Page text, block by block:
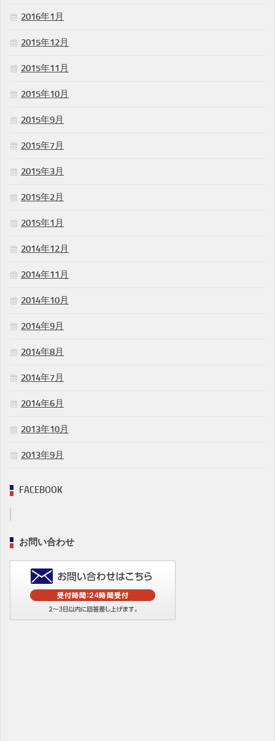
2016年1月
2015年12月
2015年11月
2015年10月
2015年9月
2015年7月
2015年3月
2015年2月
2015年1月
2014年12月
2014年11月
2014年10月
2014年9月
2014年8月
2014年7月
2014年6月
2013年10月
2013年9月
FACEBOOK
お問い合わせ